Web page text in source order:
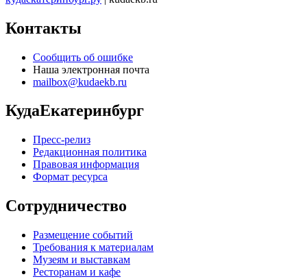
Контакты
Сообщить об ошибке
Наша электронная почта
mailbox@kudaekb.ru
КудаЕкатеринбург
Пресс-релиз
Редакционная политика
Правовая информация
Формат ресурса
Сотрудничество
Размещение событий
Требования к материалам
Музеям и выставкам
Ресторанам и кафе